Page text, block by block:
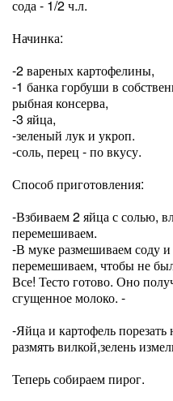
сода - 1/2 ч.л.
Начинка:
-2 вареных картофелины,
-1 банка горбуши в
рыбная консерва,
-3 яйца,
-зеленый лук и укроп.
-соль, перец - по вкусу.
Способ приготовления:
-Взбиваем 2 яйца с солью,
перемешиваем.
-В муке размешиваем соду
перемешиваем, чтобы не
Все! Тесто готово. Оно
сгущенное молоко. -
-Яйца и картофель
размять вилкой,зелень
Теперь собираем пирог.